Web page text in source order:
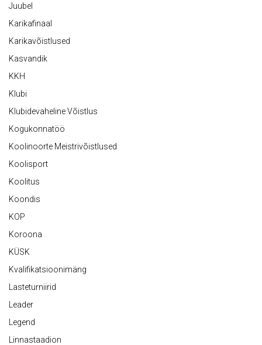
Juubel
Karikafinaal
Karikavõistlused
Kasvandik
KKH
Klubi
Klubidevaheline Võistlus
Kogukonnatöö
Koolinoorte Meistrivõistlused
Koolisport
Koolitus
Koondis
KOP
Koroona
KÜSK
Kvalifikatsioonimäng
Lasteturniirid
Leader
Legend
Linnastaadion